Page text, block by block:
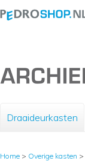
Draaideurkasten
Home > Overige kasten >